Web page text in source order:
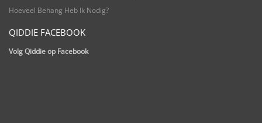
Hoeveel Behang Heb Ik Nodig?
QIDDIE FACEBOOK
Volg Qiddie op Facebook